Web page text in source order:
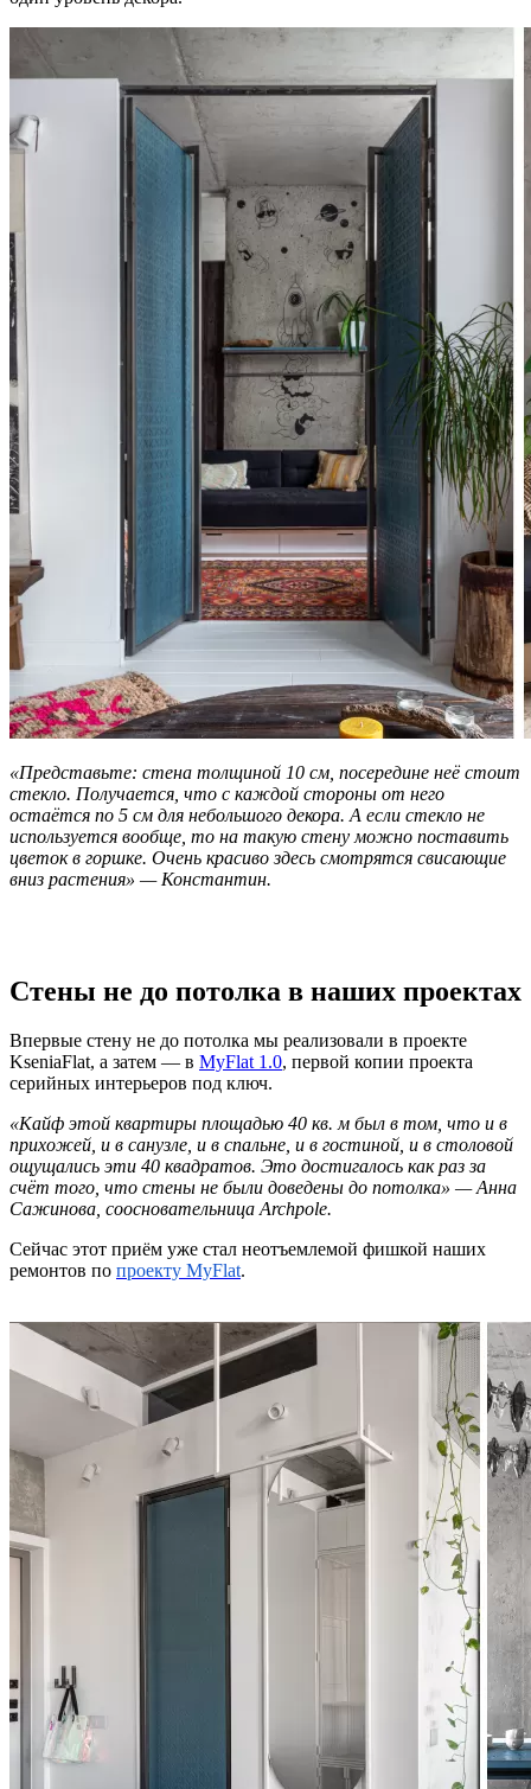
«Представьте: стена толщиной 10 см, посередине неё стоит
стекло. Получается, что с каждой стороны от него
остаётся по 5 см для небольшого декора. А если стекло не
используется вообще, то на такую стену можно поставить
цветок в горшке. Очень красиво здесь смотрятся свисающие
вниз растения» — Константин.
Стены не до потолка в наших проектах
Впервые стену не до потолка мы реализовали в проекте
KseniaFlat, а затем — в MyFlat 1.0, первой копии проекта
серийных интерьеров под ключ.
«Кайф этой квартиры площадью 40 кв. м был в том, что и в
прихожей, и в санузле, и в спальне, и в гостиной, и в столовой
ощущались эти 40 квадратов. Это достигалось как раз за
счёт того, что стены не были доведены до потолка» — Анна
Сажинова, соосновательница Archpole.
Сейчас этот приём уже стал неотъемлемой фишкой наших
ремонтов по проекту MyFlat.